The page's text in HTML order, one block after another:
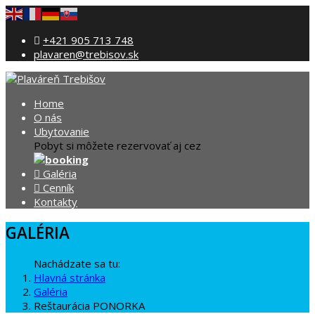
+421 905 713 748
plavaren@trebisov.sk
Home
O nás
Ubytovanie
Pobyt si môžete rezervovať aj cez
Galéria
Cenník
Kontakty
GALÉRIA
Nachádzate sa tu:
Hlavná stránka
Galéria
Reštaurácia PONORKA